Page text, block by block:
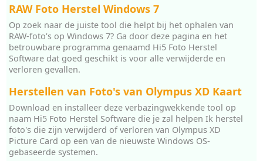
RAW Foto Herstel Windows 7
Op zoek naar de juiste tool die helpt bij het ophalen van
RAW-foto's op Windows 7? Ga door deze pagina en het
betrouwbare programma genaamd Hi5 Foto Herstel
Software dat goed geschikt is voor alle verwijderde en
verloren gevallen.
Herstellen van Foto's van Olympus XD Kaart
Download en installeer deze verbazingwekkende tool op
naam Hi5 Foto Herstel Software die je zal helpen Ik herstel
foto's die zijn verwijderd of verloren van Olympus XD
Picture Card op een van de nieuwste Windows OS-
gebaseerde systemen.